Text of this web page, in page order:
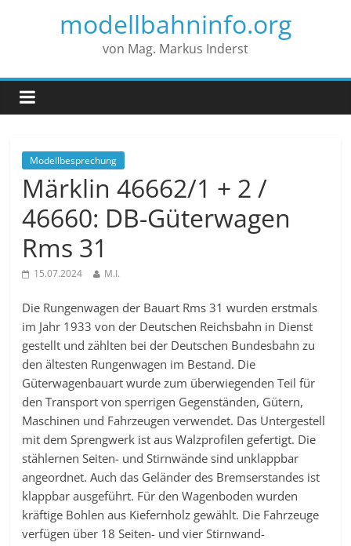
modellbahninfo.org
von Mag. Markus Inderst
Modellbesprechung
Märklin 46662/1 + 2 /
46660: DB-Güterwagen
Rms 31
15.07.2024 M.I.
Die Rungenwagen der Bauart Rms 31 wurden erstmals
im Jahr 1933 von der Deutschen Reichsbahn in Dienst
gestellt und zählten bei der Deutschen Bundesbahn zu
den ältesten Rungenwagen im Bestand. Die
Güterwagenbauart wurde zum überwiegenden Teil für
den Transport von sperrigen Gegenständen, Gütern,
Maschinen und Fahrzeugen verwendet. Das Untergestell
mit dem Sprengwerk ist aus Walzprofilen gefertigt. Die
stählernen Seiten- und Stirnwände sind unklappbar
angeordnet. Auch das Geländer des Bremserstandes ist
klappbar ausgeführt. Für den Wagenboden wurden
kräftige Bohlen aus Kiefernholz gewählt. Die Fahrzeuge
verfügen über 18 Seiten- und vier Stirnwand-